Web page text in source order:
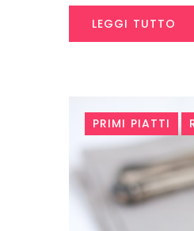
LEGGI TUTTO
PRIMI PIATTI